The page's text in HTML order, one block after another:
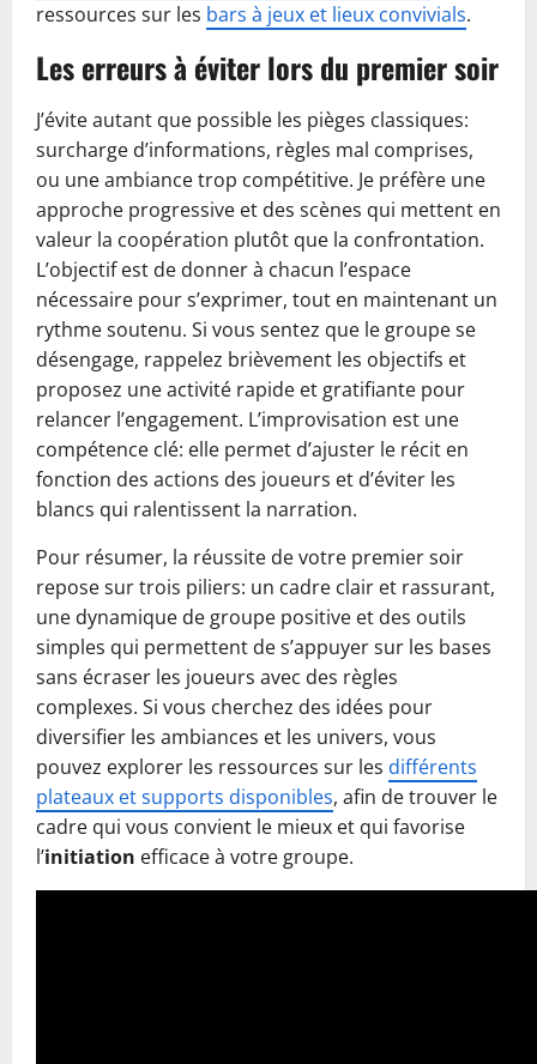
ressources sur les bars à jeux et lieux convivials.
Les erreurs à éviter lors du premier soir
J’évite autant que possible les pièges classiques:
surcharge d’informations, règles mal comprises,
ou une ambiance trop compétitive. Je préfère une
approche progressive et des scènes qui mettent en
valeur la coopération plutôt que la confrontation.
L’objectif est de donner à chacun l’espace
nécessaire pour s’exprimer, tout en maintenant un
rythme soutenu. Si vous sentez que le groupe se
désengage, rappelez brièvement les objectifs et
proposez une activité rapide et gratifiante pour
relancer l’engagement. L’improvisation est une
compétence clé: elle permet d’ajuster le récit en
fonction des actions des joueurs et d’éviter les
blancs qui ralentissent la narration.
Pour résumer, la réussite de votre premier soir
repose sur trois piliers: un cadre clair et rassurant,
une dynamique de groupe positive et des outils
simples qui permettent de s’appuyer sur les bases
sans écraser les joueurs avec des règles
complexes. Si vous cherchez des idées pour
diversifier les ambiances et les univers, vous
pouvez explorer les ressources sur les différents
plateaux et supports disponibles, afin de trouver le
cadre qui vous convient le mieux et qui favorise
l’initiation efficace à votre groupe.